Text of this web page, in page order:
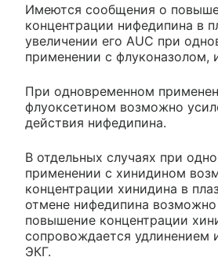
Имеются сообщения о
концентрации нифедипина в
увеличении его AUC при
применении с флуконазолом,
При одновременном
флуоксетином возможно
действия нифедипина.
В отдельных случаях при
применении с хинидином
концентрации хинидина в
отмене нифедипина возможно
повышение концентрации
сопровождается удлинением
ЭКГ.